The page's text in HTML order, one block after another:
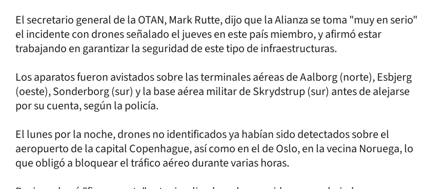
El secretario general de la OTAN, Mark Rutte, dijo que la Alianza se toma "muy en serio"
el incidente con drones señalado el jueves en este país miembro, y afirmó estar
trabajando en garantizar la seguridad de este tipo de infraestructuras.
Los aparatos fueron avistados sobre las terminales aéreas de Aalborg (norte), Esbjerg
(oeste), Sonderborg (sur) y la base aérea militar de Skrydstrup (sur) antes de alejarse
por su cuenta, según la policía.
El lunes por la noche, drones no identificados ya habían sido detectados sobre el
aeropuerto de la capital Copenhague, así como en el de Oslo, en la vecina Noruega, lo
que obligó a bloquear el tráfico aéreo durante varias horas.